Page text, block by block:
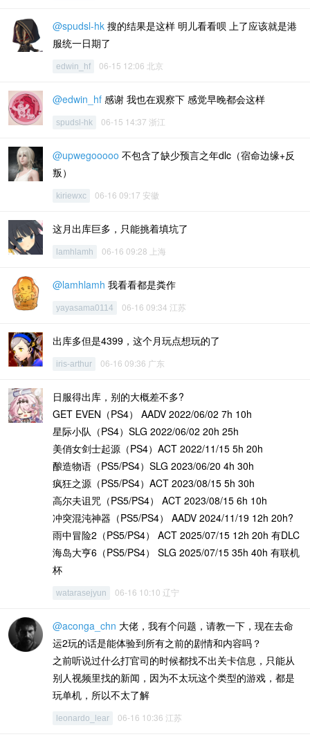
@spudsl-hk 搜的结果是这样 明儿看看呗 上了应该就是港
服统一日期了
edwin_hf 06-15 12:06 北京
@edwin_hf 感谢 我也在观察下 感觉早晚都会这样
spudsl-hk 06-15 14:37 浙江
@upwegooooo 不包含了缺少预言之年dlc（宿命边缘+反
叛）
kiriewxc 06-16 09:17 安徽
这月出库巨多，只能挑着填坑了
lamhlamh 06-16 09:28 上海
@lamhlamh 我看看都是粪作
yayasama0114 06-16 09:34 江苏
出库多但是4399，这个月玩点想玩的了
iris-arthur 06-16 09:36 广东
日服得出库，别的大概差不多?
GET EVEN（PS4） AADV 2022/06/02 7h 10h
星际小队（PS4）SLG 2022/06/02 20h 25h
美俏女剑士起源（PS4）ACT 2022/11/15 5h 20h
酿造物语（PS5/PS4）SLG 2023/06/20 4h 30h
疯狂之源（PS5/PS4）ACT 2023/08/15 5h 30h
高尔夫诅咒（PS5/PS4） ACT 2023/08/15 6h 10h
冲突混沌神器（PS5/PS4） AADV 2024/11/19 12h 20h?
雨中冒险2（PS5/PS4） ACT 2025/07/15 12h 20h 有DLC
海岛大亨6（PS5/PS4） SLG 2025/07/15 35h 40h 有联机
杯
watarasejyun 06-16 10:10 辽宁
@aconga_chn 大佬，我有个问题，请教一下，现在去命
运2玩的话是能体验到所有之前的剧情和内容吗？
之前听说过什么打官司的时候都找不出关卡信息，只能从
别人视频里找的新闻，因为不太玩这个类型的游戏，都是
玩单机，所以不太了解
leonardo_lear 06-16 10:36 江苏